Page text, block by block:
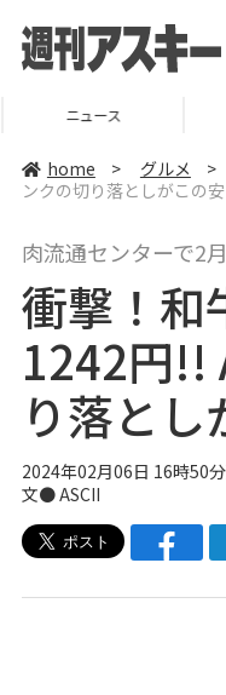
ニュース
home > グルメ >
ンクの切り落としがこの
肉流通センターで2
衝撃！和
1242円!!
り落と
2024年02月06日 16時50
文● ASCII